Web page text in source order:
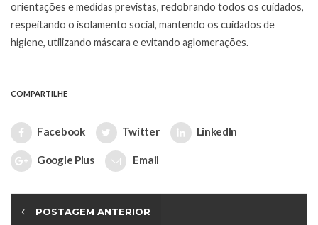
orientações e medidas previstas, redobrando todos os cuidados,
respeitando o isolamento social, mantendo os cuidados de
higiene, utilizando máscara e evitando aglomerações.
COMPARTILHE
Facebook Twitter LinkedIn
Google Plus Email
POSTAGEM ANTERIOR